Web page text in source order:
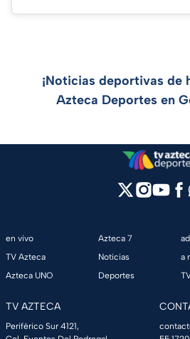
¡Noticias deportivas de
Azteca Deportes en
en vivo
TV Azteca
Azteca UNO
Azteca 7
Noticias
Deportes
a
TV AZTECA
Periférico Sur 4121,